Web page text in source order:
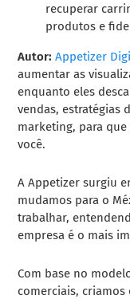
recuperar
produtos e
Autor:Appetizer
aumentar as
enquanto eles
vendas, estratégias
marketing, para
você.
A Appetizer surgiu
mudamos para o
trabalhar,
empresa é o mais
Com base no
comerciais, criamos